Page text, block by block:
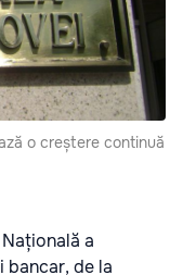
o creștere continuă
a
de la